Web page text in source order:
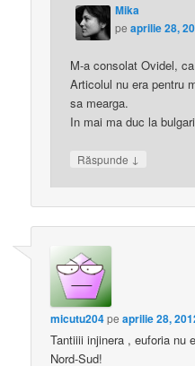
Mika
peaprilie 28,
M-a consolat Ovidel,
Articolul nu era pentru
sa mearga.
In mai ma duc la
Răspunde ↓
micutu204peaprilie 28,
Tantiiii injinera , euforia nu
Nord-Sud!